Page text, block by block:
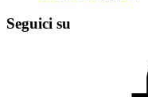
Seguici su